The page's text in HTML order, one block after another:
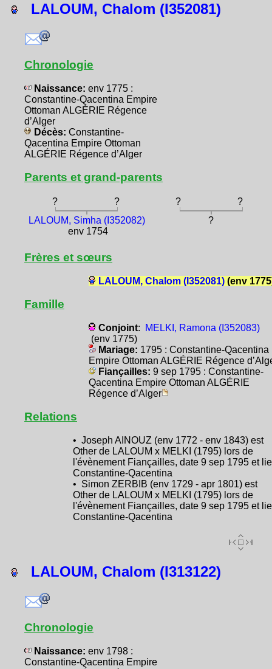
LALOUM, Chalom (I352081)
Chronologie
Naissance: env 1775 :
Constantine-Qacentina Empire
Ottoman ALGÉRIE Régence
d’Alger
Décès: Constantine-
Qacentina Empire Ottoman
ALGÉRIE Régence d’Alger
Parents et grand-parents
? ? ?
?
LALOUM, Simha (I352082)
env 1754
?
Frères et sœurs
LALOUM, Chalom (I352081)(env
Famille
Conjoint:
MELKI, Ramona (I352083)
(env 1775)
Mariage: 1795 : Constantine-Qacentina
Empire Ottoman ALGÉRIE Régence
Fiançailles: 9 sep 1795 : Constantine-
Qacentina Empire Ottoman ALGÉRIE
Régence d’Alger
Relations
• Joseph AINOUZ (env 1772 - env 1843) est
Other de LALOUM x MELKI (1795) lors de
l'évènement Fiançailles, date 9 sep 1795 et
Constantine-Qacentina
• Simon ZERBIB (env 1729 - apr 1801) est
Other de LALOUM x MELKI (1795) lors de
l'évènement Fiançailles, date 9 sep 1795 et
Constantine-Qacentina
LALOUM, Chalom (I313122)
Chronologie
Naissance: env 1798 :
Constantine-Qacentina Empire